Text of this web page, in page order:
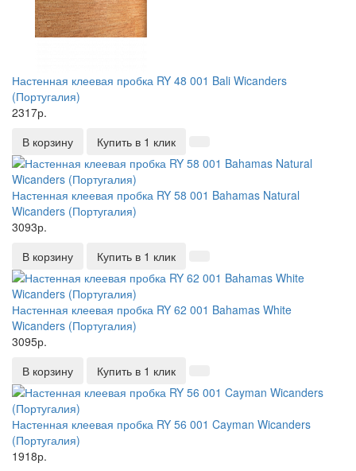
Настенная клеевая пробка RY 48 001 Bali Wicanders
(Португалия)
2317р.
В корзину
Купить в 1 клик
Настенная клеевая пробка RY 58 001 Bahamas Natural
Wicanders (Португалия)
3093р.
В корзину
Купить в 1 клик
Настенная клеевая пробка RY 62 001 Bahamas White
Wicanders (Португалия)
3095р.
В корзину
Купить в 1 клик
Настенная клеевая пробка RY 56 001 Cayman Wicanders
(Португалия)
1918р.